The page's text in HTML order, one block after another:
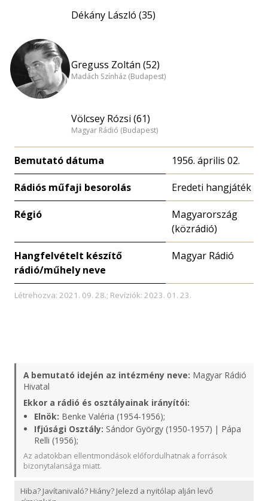
Dékány László (35)
Greguss Zoltán (52)
Madách Színház (Budapest)
Völcsey Rózsi (61)
Magyar Rádió (Budapest)
Bemutató dátuma 1956. április 02.
Rádiós műfaji besorolás Eredeti hangjáték
Régió
Magyarország
(közrádió)
Hangfelvételt készítő
rádió/műhely neve
Magyar Rádió
Létrehozva: 2021. 09. 28.; Revíziók: 2023. 01. 23.
A bemutató idején az intézmény neve: Magyar Rádió
Hivatal
Ekkor a rádió és osztályainak irányítói:
Elnök: Benke Valéria (1954-1956);
Ifjúsági Osztály: Sándor György (1950-1957) | Pápa
Relli (1956);
Az adatokban ellentmondások előfordulhatnak a források
bizonytalansága miatt.
Hiba? Javítanivaló? Hiány? Jelezd a nyitólap alján levő